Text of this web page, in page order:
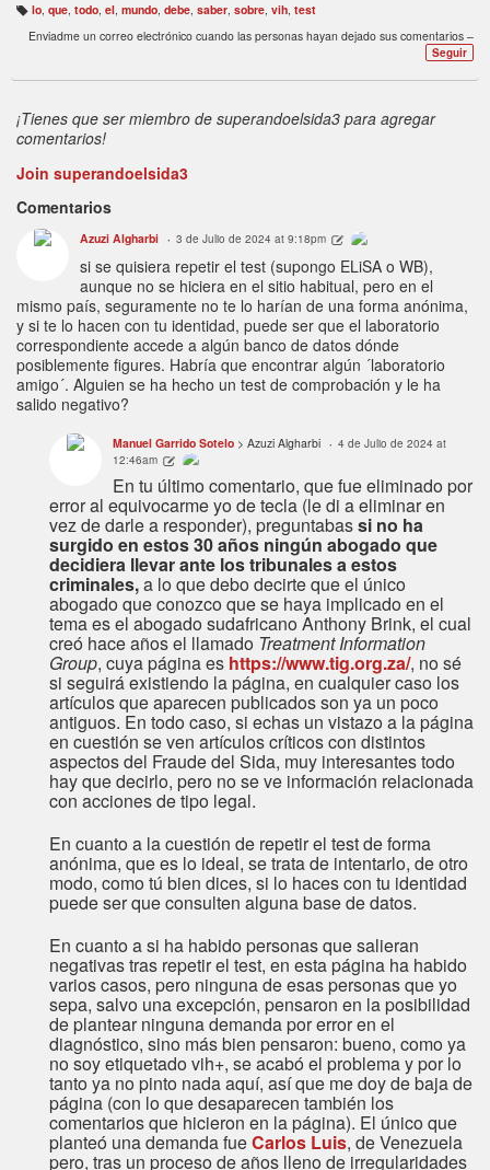
Et
s:
lo, que, todo, el, mundo, debe, saber, sobre, vih, test
Enviadme un correo electrónico cuando las personas hayan dejado sus comentarios –
Seguir
¡Tienes que ser miembro de superandoelsida3 para agregar
comentarios!
Join superandoelsida3
Comentarios
Azuzi Algharbi 3 de Julio de 2024 at 9:18pm
si se quisiera repetir el test (supongo ELiSA o WB),
aunque no se hiciera en el sitio habitual, pero en el
mismo país, seguramente no te lo harían de una forma anónima,
y si te lo hacen con tu identidad, puede ser que el laboratorio
correspondiente accede a algún banco de datos dónde
posiblemente figures. Habría que encontrar algún ´laboratorio
amigo´. Alguien se ha hecho un test de comprobación y le ha
salido negativo?
Manuel Garrido Sotelo > Azuzi Algharbi
4 de Julio de 2024 at
12:46am
En tu último comentario, que fue eliminado por
error al equivocarme yo de tecla (le di a eliminar en
vez de darle a responder), preguntabassi no ha
surgido en estos 30 años ningún abogado que
decidiera llevar ante los tribunales a estos
criminales,a lo que debo decirte que el único
abogado que conozco que se haya implicado en el
tema es el abogado sudafricano Anthony Brink, el cual
creó hace años el llamado Treatment Information
Group, cuya página es https://www.tig.org.za/, no sé
si seguirá existiendo la página, en cualquier caso los
artículos que aparecen publicados son ya un poco
antiguos. En todo caso, si echas un vistazo a la página
en cuestión se ven artículos críticos con distintos
aspectos del Fraude del Sida, muy interesantes todo
hay que decirlo, pero no se ve información relacionada
con acciones de tipo legal.
En cuanto a la cuestión de repetir el test de forma
anónima, que es lo ideal, se trata de intentarlo, de otro
modo, como tú bien dices, si lo haces con tu identidad
puede ser que consulten alguna base de datos.
En cuanto a si ha habido personas que salieran
negativas tras repetir el test, en esta página ha habido
varios casos, pero ninguna de esas personas que yo
sepa, salvo una excepción, pensaron en la posibilidad
de plantear ninguna demanda por error en el
diagnóstico, sino más bien pensaron: bueno, como ya
no soy etiquetado vih+, se acabó el problema y por lo
tanto ya no pinto nada aquí, así que me doy de baja de
página (con lo que desaparecen también los
comentarios que hicieron en la página). El único que
planteó una demanda fueCarlos Luis, de Venezuela
pero, tras un proceso de años lleno de irregularidades